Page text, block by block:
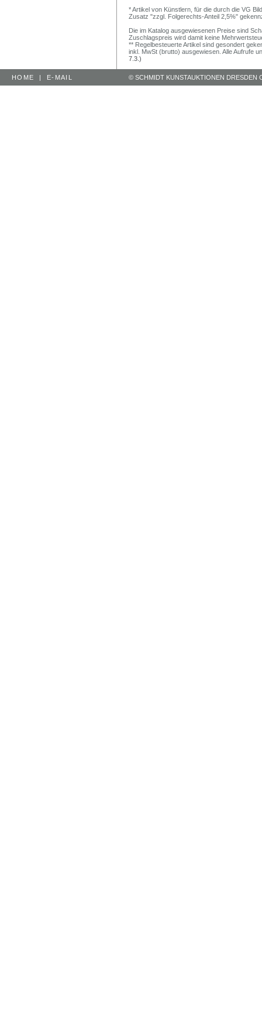
* Artikel von Künstlern, für die durch die VG
Zusatz "zzgl. Folgerechts-Anteil 2,5%"
Die im Katalog ausgewiesenen Preise sind
Zuschlagspreis wird damit keine
** Regelbesteuerte Artikel sind gesondert
inkl. MwSt (brutto) ausgewiesen. Alle Aufrufe
7.3.)
HOME | E-MAIL © SCHMIDT KUNSTAUKTIONEN DRESDEN